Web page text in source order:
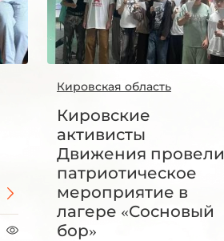
Кировская область
Кировские
активисты
Движения провели
патриотическое
мероприятие в
лагере «Сосновый
бор»